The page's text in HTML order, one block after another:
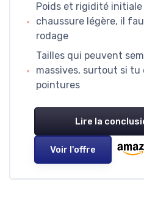
Poids et rigidité initiale
chaussure légère, il
rodage
Tailles qui peuvent
massives, surtout si tu
pointures
Lire la
Voir l'offre